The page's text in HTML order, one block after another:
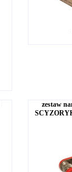
zestaw